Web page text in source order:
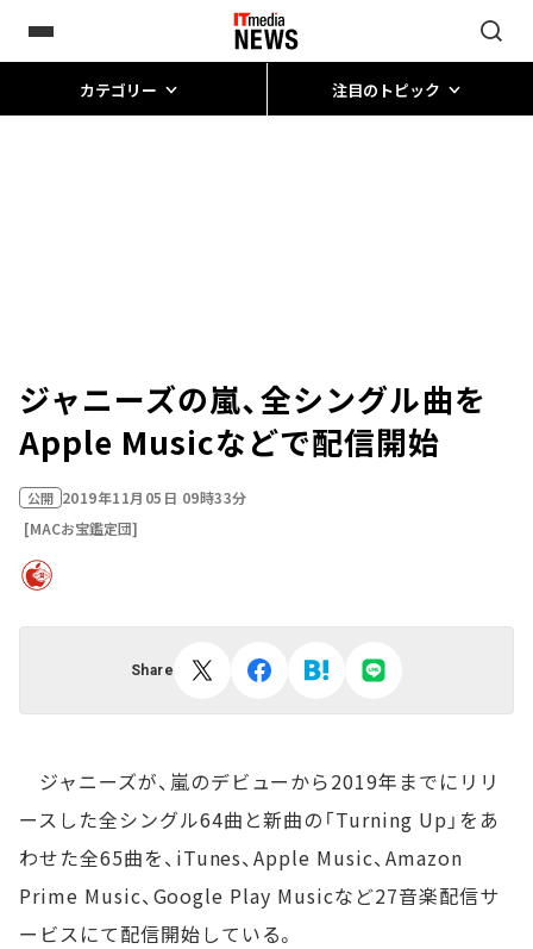
カテゴリー 注目のトピック
ジャニーズの嵐、全シングル曲を
Apple Musicなどで配信開始
公開 2019年11月05日 09時33分
[MACお宝鑑定団]
Share
ジャニーズが、嵐のデビューから2019年までにリリ
ースした全シングル64曲と新曲の「Turning Up」をあ
わせた全65曲を、iTunes、Apple Music、Amazon
Prime Music、Google Play Musicなど27音楽配信サ
ービスにて配信開始している。